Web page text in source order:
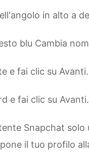
in alto a
blu Cambia
e fai clic su Avanti.
e fai clic su Avanti.
Snapchat
il tuo profilo